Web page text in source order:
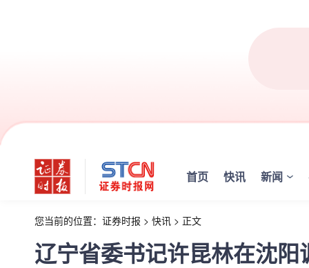
首页 快讯 新闻
您当前的位置： 证券时报 > 快讯 > 正文
辽宁省委书记许昆林在沈